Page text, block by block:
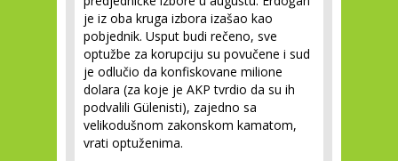
je iz oba kruga izbora izašao kao
pobjednik. Usput budi rečeno, sve
optužbe za korupciju su povučene i sud
je odlučio da konfiskovane milione
dolara (za koje je AKP tvrdio da su ih
podvalili Gülenisti), zajedno sa
velikodušnom zakonskom kamatom,
vrati optuženima.